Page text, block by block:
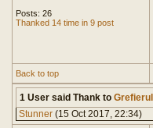
Posts: 26
Thanked 14 time in 9 post
Back to top
1 User said Thank to Grefierul
Stunner (15 Oct 2017, 22:34)